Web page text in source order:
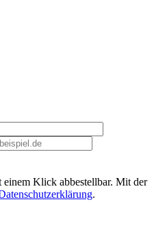
Klick abbestellbar. Mit der
.